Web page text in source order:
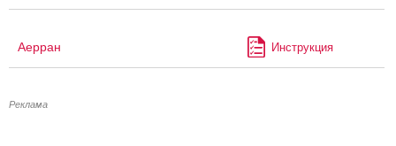
Аерран Инструкция
Реклама